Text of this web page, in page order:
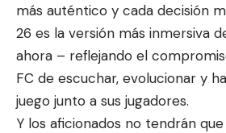
más auténtico y cada decisión
26 es la versión más inmersiva
ahora – reflejando el
FC de escuchar, evolucionar y
juego junto a sus jugadores.
Y los aficionados no tendrán